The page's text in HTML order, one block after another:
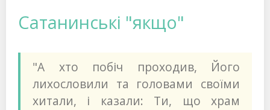
Сатанинські "якщо"
"А хто побіч проходив, Його
лихословили та головами своїми
хитали, і казали: Ти, що храм